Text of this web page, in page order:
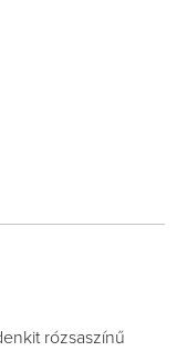
rózsaszínű